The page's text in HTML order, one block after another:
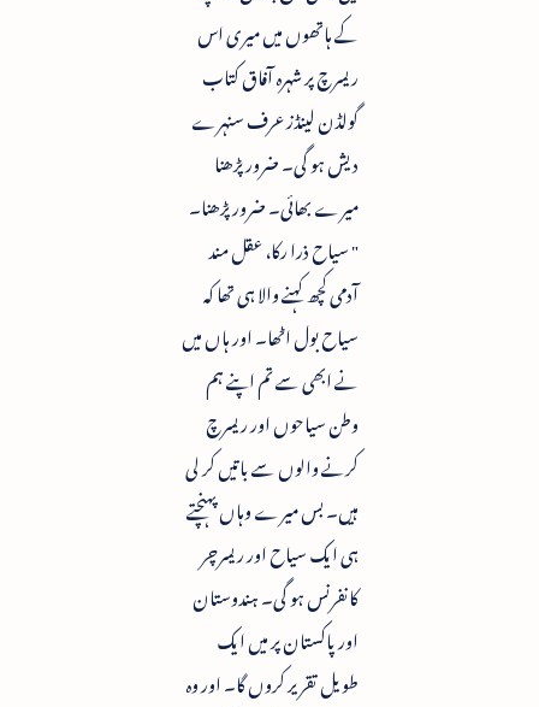
کے ہاتھوں میں میری اس
ریسرچ پر شہرہ آفاق کتاب
گولڈن لینڈز عرف سنہرے
دیش ہو گی۔ ضرور پڑھنا
میرے بھائی۔ ضرور پڑھنا۔
" سیاح ذرا رکا، عقل مند
آدمی کچھ کہنے والا ہی تھا کہ
سیاح بول اٹھا۔ اور ہاں میں
نے ابھی سے تم اپنے ہم
وطن سیاحوں اور ریسرچ
کرنے والوں سے باتیں کر لی
ہیں۔ بس میرے وہاں پہنچتے
ہی ایک سیاح اور ریسرچر
کانفرنس ہو گی۔ ہندوستان
اور پاکستان پر میں ایک
طویل تقریر کروں گا۔ اور وہ